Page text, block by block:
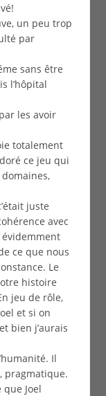
un peu trop
par
sans être
l’hôpital
les avoir
totalement
ce jeu qui
juste
avec
évidemment
ce que nous
Le
histoire
jeu de rôle,
et si on
bien j’aurais
Il
pragmatique.
Joel